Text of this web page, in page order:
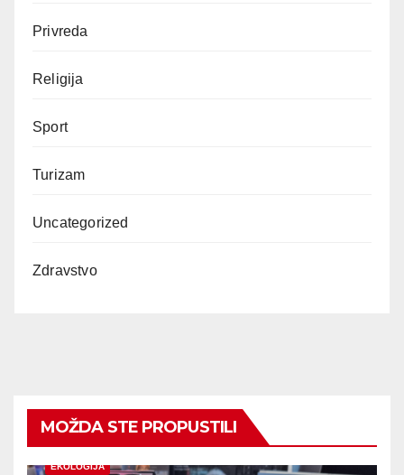
Privreda
Religija
Sport
Turizam
Uncategorized
Zdravstvo
MOŽDA STE PROPUSTILI
EKOLOGIJA